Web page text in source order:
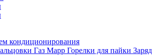
кондиционирования
Газ Mapp Горелки для пайки